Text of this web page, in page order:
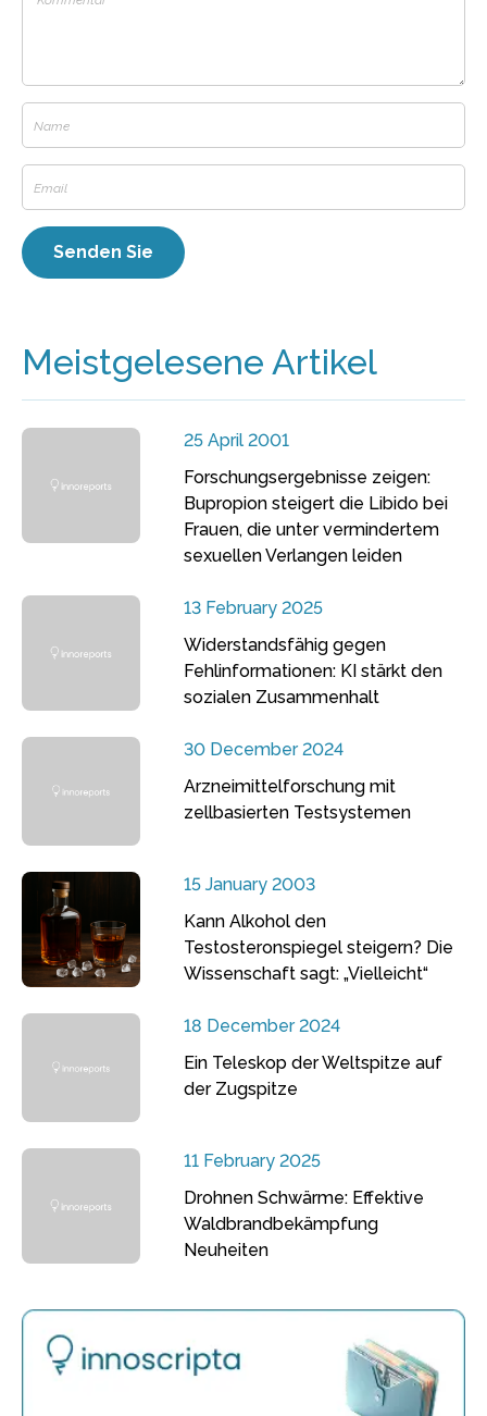
Meistgelesene Artikel
25 April 2001
Forschungsergebnisse zeigen:
Bupropion steigert die Libido bei
Frauen, die unter vermindertem
sexuellen Verlangen leiden
13 February 2025
Widerstandsfähig gegen
Fehlinformationen: KI stärkt den
sozialen Zusammenhalt
30 December 2024
Arzneimittelforschung mit
zellbasierten Testsystemen
15 January 2003
Kann Alkohol den
Testosteronspiegel steigern? Die
Wissenschaft sagt: „Vielleicht“
18 December 2024
Ein Teleskop der Weltspitze auf
der Zugspitze
11 February 2025
Drohnen Schwärme: Effektive
Waldbrandbekämpfung
Neuheiten